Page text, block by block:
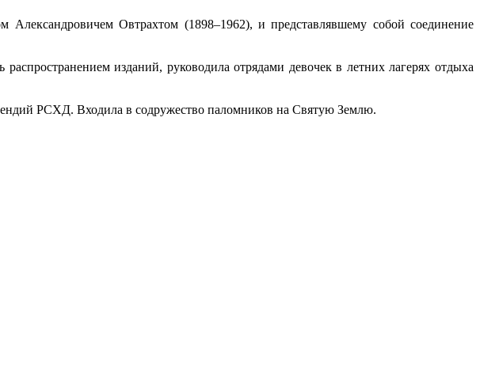
Овтрахтом (1898–1962), и представлявшему собой соединение
изданий, руководила отрядами девочек в летних лагерях отдыха
РСХД. Входила в содружество паломников на Святую Землю.